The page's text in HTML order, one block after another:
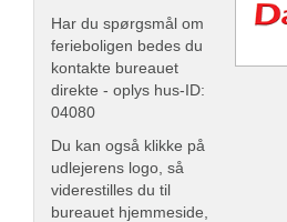
Har du spørgsmål om
ferieboligen bedes du
kontakte bureauet
direkte - oplys hus-ID:
04080
Du kan også klikke på
udlejerens logo, så
viderestilles du til
bureauet hjemmeside,